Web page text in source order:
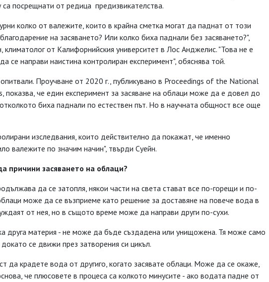
посрещнати от редица предизвикателства.
колко от валежите, които в крайна сметка могат да паднат от този
на засяването? Или колко биха паднали без засяването?",
климатолог от Калифорнийския университет в Лос Анджелис. "Това не е
се направи наистина контролиран експеримент", обяснява той.
Проучване от 2020 г., публикувано в Proceedings of the National
показва, че един експеримент за засяване на облаци може да е довел до
биха паднали по естествен път. Но в научната общност все още
изследвания, които действително да покажат, че именно
валежите по значим начин", твърди Суейн.
причини засяването на облаци?
да се затопля, някои части на света стават все по-горещи и по-
може да се възприеме като решение за доставяне на повече вода в
от нея, но в същото време може да направи други по-сухи.
друга материя - не може да бъде създадена или унищожена. Тя може само
се движи през затворения си цикъл.
да крадете вода от другиго, когато засявате облаци. Може да се окаже,
че плюсовете в процеса са колкото минусите - ако водата падне от